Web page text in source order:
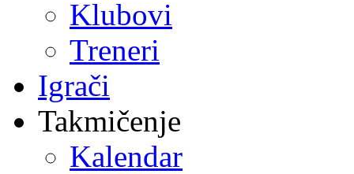
Klubovi
Treneri
Igrači
Takmičenje
Kalendar